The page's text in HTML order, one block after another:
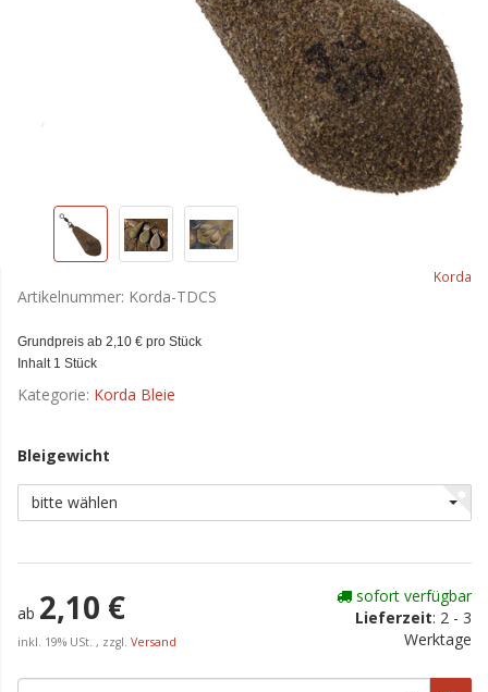
Korda
Artikelnummer: Korda-TDCS
Grundpreis ab 2,10 € pro Stück
Inhalt 1 Stück
Kategorie: Korda Bleie
Bleigewicht
bitte wählen
ab 2,10 €
inkl. 19% USt. , zzgl. Versand
sofort verfügbar
Lieferzeit: 2 - 3
Werktage